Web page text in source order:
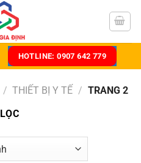
HOTLINE: 0907 642 779
/ THIẾT BỊ Y TẾ / TRANG 2
LỌC